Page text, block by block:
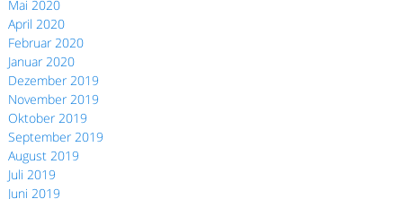
Mai 2020
April 2020
Februar 2020
Januar 2020
Dezember 2019
November 2019
Oktober 2019
September 2019
August 2019
Juli 2019
Juni 2019